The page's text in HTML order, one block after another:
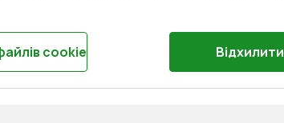
Відхилити
cookie